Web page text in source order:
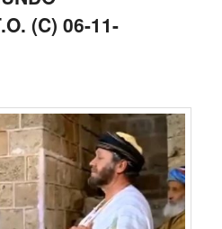
(C) 06-11-